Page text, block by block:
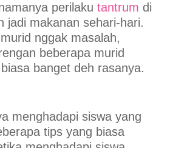
perilaku tantrum di
jadi makanan sehari-hari.
nggak masalah,
beberapa murid
banget deh rasanya.
menghadapi siswa yang
tips yang biasa